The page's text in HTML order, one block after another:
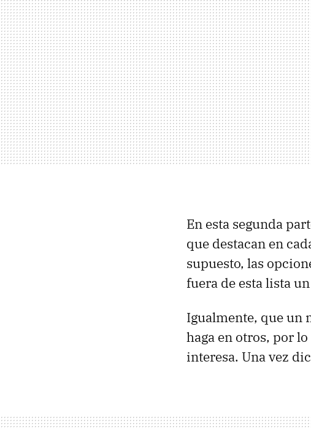
En esta segunda
que destacan en
supuesto, las
fuera de esta lista
Igualmente, que un
haga en otros, por
interesa. Una vez